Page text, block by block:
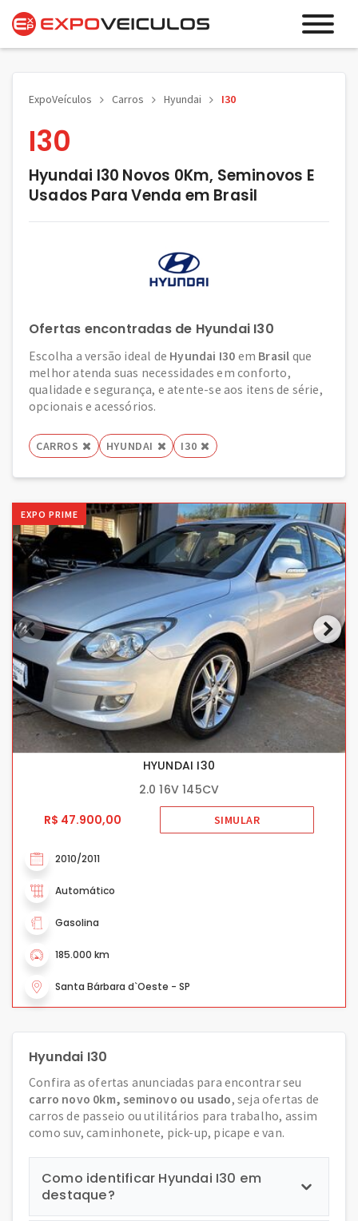
ExpoVeículos Carros Hyundai I30
I30
Hyundai I30 Novos 0Km, Seminovos E
Usados Para Venda em Brasil
Ofertas encontradas de Hyundai I30
Escolha a versão ideal de Hyundai I30 em Brasil que
melhor atenda suas necessidades em conforto,
qualidade e segurança, e atente-se aos itens de série,
opcionais e acessórios.
CARROS HYUNDAI I30
EXPO PRIME
HYUNDAI I30
2.0 16V 145CV
R$ 47.900,00
SIMULAR
2010/2011
Automático
Gasolina
185.000 km
Santa Bárbara d`Oeste - SP
Hyundai I30
Confira as ofertas anunciadas para encontrar seu
carro novo 0km, seminovo ou usado, seja ofertas de
carros de passeio ou utilitários para trabalho, assim
como suv, caminhonete, pick-up, picape e van.
Como identificar Hyundai I30 em
destaque?